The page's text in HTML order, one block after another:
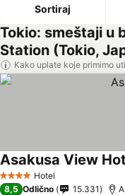
Sortiraj
Tokio: smeštaji u
Station (Tokio,
Kako uplate koje primimo
4 ZvezdiceHotel
Asakusa View
8,5 Odlično 15.331